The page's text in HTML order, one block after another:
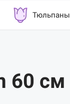
Тюльпаны
60 см